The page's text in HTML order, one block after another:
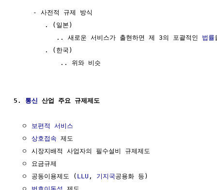
     - 사전적 규제 방식
        . (일본)
           .. 새로운 서비스가 출현하면 제 3의 포괄적인
법률
        . (한국)
            .. 위와 비슷
5. 통신 산업 주요 규제제도
  ㅇ
보편적 서비스
  ㅇ
상호접속 제도
  ㅇ 시장지배적 사업자의 필수설비 규제제도
  ㅇ 요금규제
  ㅇ 공동이용제도 (
LLU , 기지국공용화 등)
  ㅇ
번호이동성 제도